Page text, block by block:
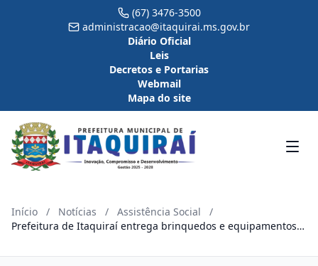
(67) 3476-3500
administracao@itaquirai.ms.gov.br
Diário Oficial
Leis
Decretos e Portarias
Webmail
Mapa do site
Início / Notícias / Assistência Social
/
Prefeitura de Itaquiraí entrega brinquedos e equipamentos